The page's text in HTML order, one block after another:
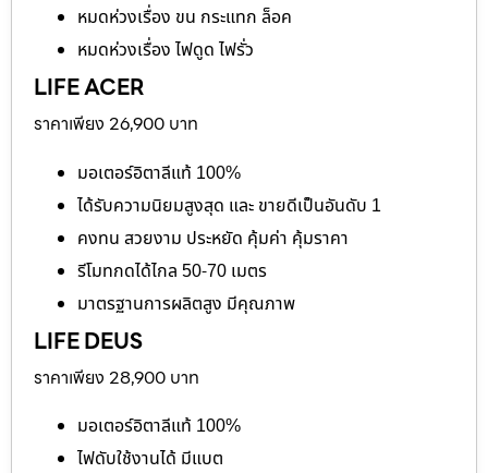
หมดห่วงเรื่อง ขน กระแทก ล็อค
หมดห่วงเรื่อง ไฟดูด ไฟรั่ว
LIFE ACER
ราคาเพียง 26,900 บาท
มอเตอร์อิตาลีแท้ 100%
ได้รับความนิยมสูงสุด และ ขายดีเป็นอันดับ 1
คงทน สวยงาม ประหยัด คุ้มค่า คุ้มราคา
รีโมทกดได้ไกล 50-70 เมตร
มาตรฐานการผลิตสูง มีคุณภาพ
LIFE DEUS
ราคาเพียง 28,900 บาท
มอเตอร์อิตาลีแท้ 100%
ไฟดับใช้งานได้ มีแบต